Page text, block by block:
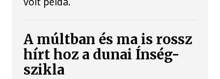
A múltban és ma is rossz
hírt hoz a dunai Ínség-
szikla